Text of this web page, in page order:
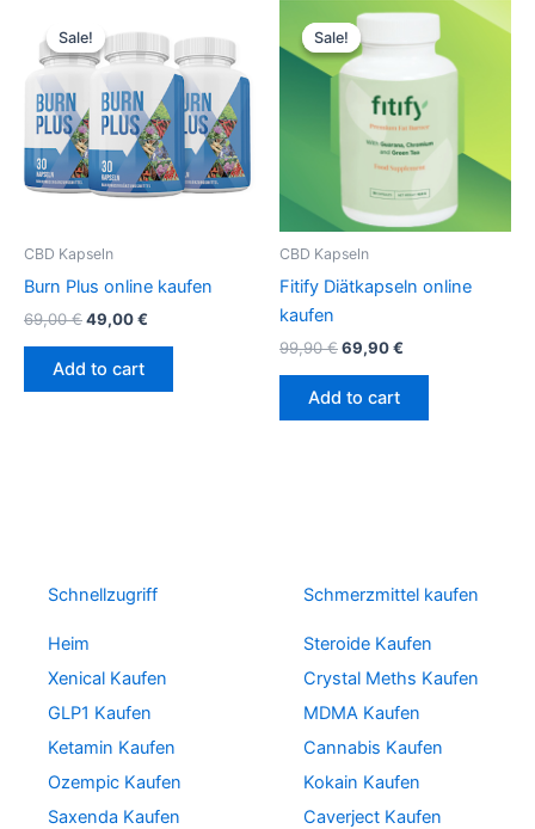
Sale!
Sale!
CBD Kapseln
Burn Plus online kaufen
69,00€
price
was:
69,00 €.
49,00€
is:
49,00 €.
Add to cart
Sale!
Sale!
CBD Kapseln
Fitify Diätkapseln online
kaufen
99,90€
Original
price
was:
99,90 €.
69,90€
Current
price
is:
69,90 €.
Add to cart
Schnellzugriff
Heim
Xenical Kaufen
GLP1 Kaufen
Ketamin Kaufen
Ozempic Kaufen
Saxenda Kaufen
Schmerzmittel kaufen
Steroide Kaufen
Crystal Meths Kaufen
MDMA Kaufen
Cannabis Kaufen
Kokain Kaufen
Caverject Kaufen